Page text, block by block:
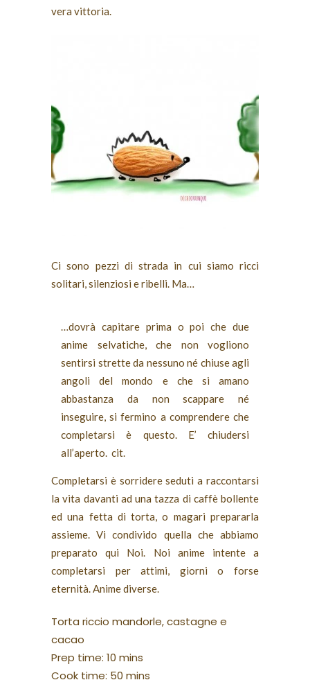
vera vittoria.
Ci sono pezzi di strada in cui siamo ricci
solitari, silenziosi e ribelli. Ma…
…dovrà capitare prima o poi che due
anime selvatiche, che non vogliono
sentirsi strette da nessuno né chiuse agli
angoli del mondo e che si amano
abbastanza da non scappare né
inseguire, si fermino a comprendere che
completarsi è questo. E’ chiudersi
all’aperto. cit.
Completarsi è sorridere seduti a raccontarsi
la vita davanti ad una tazza di caffè bollente
ed una fetta di torta, o magari prepararla
assieme. Vi condivido quella che abbiamo
preparato qui Noi. Noi anime intente a
completarsi per attimi, giorni o forse
eternità. Anime diverse.
Torta riccio mandorle, castagne e
cacao
Prep time: 10 mins
Cook time: 50 mins